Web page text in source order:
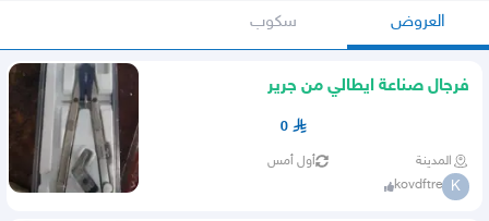
العروض سكوب
فرجال صناعة ايطالي من جرير
0
المدينة أول أمس
K
kovdftre